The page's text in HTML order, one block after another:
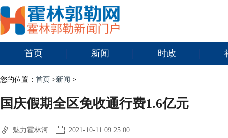
首页 新闻 时政
您的位置： 首页 >新闻 >
国庆假期全区免收通行费1.6亿元
魅力霍林河 2021-10-11 09:25:00